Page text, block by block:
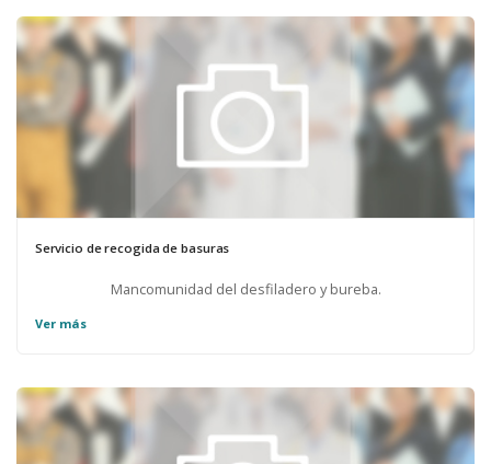
Servicio de recogida de basuras
Mancomunidad del desfiladero y bureba.
Ver más